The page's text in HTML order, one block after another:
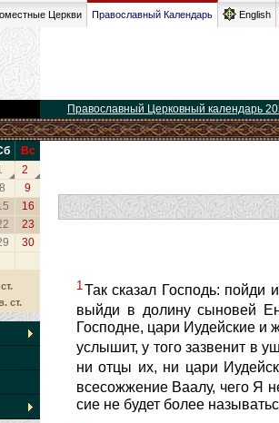
Церкви Православный Календарь English
Православный Церковный календарь
Вс
2
8
9
16
23
30
ст.
1 Так сказал Господь: пойди
выйди в долину сыновей
Господне, цари Иудейские и
услышит, у того зазвенит в
ни отцы их, ни цари
всесожжение Ваалу, чего Я
сие не будет более